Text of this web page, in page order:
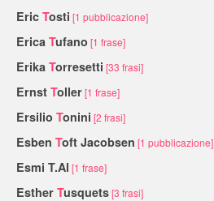
Eric Tosti [1 pubblicazione]
Erica Tufano [1 frase]
Erika Torresetti [33 frasi]
Ernst Toller[1 frase]
Ersilio Tonini [2 frasi]
Esben Toft Jacobsen [1 pubblicazione]
Esmi T.Al [1 frase]
Esther Tusquets[3 frasi]